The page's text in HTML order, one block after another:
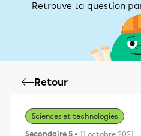
Retrouve ta question
Retour
Sciences et technologies
Secondaire 5 • 11 octobre 2021